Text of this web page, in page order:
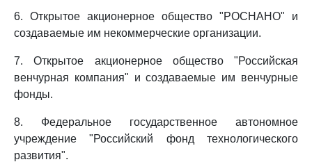
6. Открытое акционерное общество "РОСНАНО" и
создаваемые им некоммерческие организации.
7. Открытое акционерное общество "Российская
венчурная компания" и создаваемые им венчурные
фонды.
8. Федеральное государственное автономное
учреждение "Российский фонд технологического
развития".